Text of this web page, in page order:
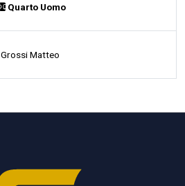
Quarto Uomo
Grossi Matteo